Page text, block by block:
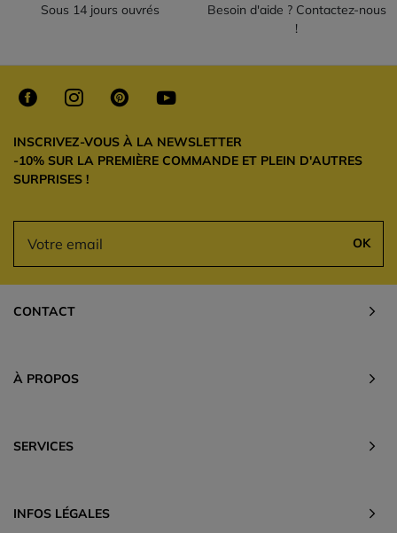
Sous 14 jours ouvrés
Besoin d'aide ? Contactez-nous
!
INSCRIVEZ-VOUS À LA NEWSLETTER
-10% SUR LA PREMIÈRE COMMANDE ET PLEIN D'AUTRES
SURPRISES !
OK
CONTACT
À PROPOS
SERVICES
INFOS LÉGALES